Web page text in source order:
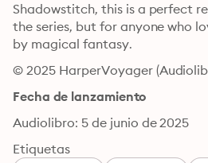
Shadowstitch, this is a perfect
the series, but for anyone who
by magical fantasy.
© 2025 HarperVoyager
Fecha de lanzamiento
Audiolibro: 5 de junio de 2025
Etiquetas